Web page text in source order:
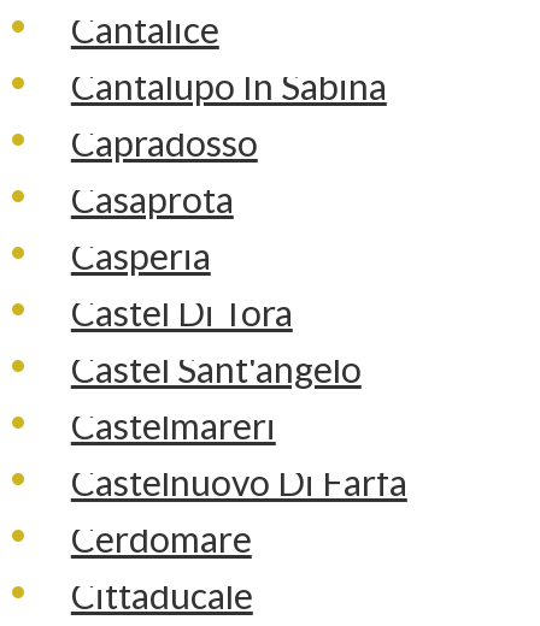
Cantalice
Cantalupo In Sabina
Capradosso
Casaprota
Casperia
Castel Di Tora
Castel Sant'angelo
Castelmareri
Castelnuovo Di Farfa
Cerdomare
Cittaducale